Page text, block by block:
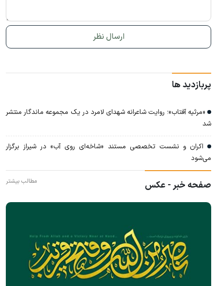
پربازدید ها
«مرثیه آفتاب»؛ روایت شاعرانه شهدای لامرد در یک مجموعه ماندگار منتشر
شد
اکران و نشست تخصصی مستند «شاخه‌ای روی آب» در شیراز برگزار
می‌شود
صفحه خبر - عکس مطالب بیشتر
آثار گرافیکی تولید شده پیرامون تجاوز رژیم صهیونیستی به
کشور عزیزمان ایران - سعید کریمی